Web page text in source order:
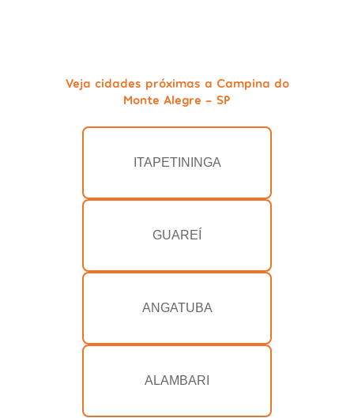
Veja cidades próximas a Campina do
Monte Alegre - SP
ITAPETININGA
GUAREÍ
ANGATUBA
ALAMBARI